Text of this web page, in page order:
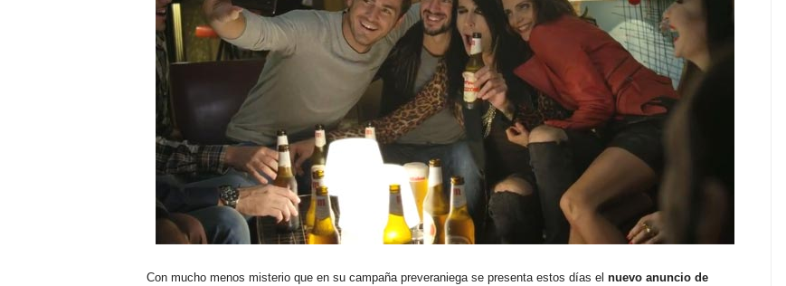
Con mucho menos misterio que en su campaña preveraniega se presenta estos días el nuevo anuncio de